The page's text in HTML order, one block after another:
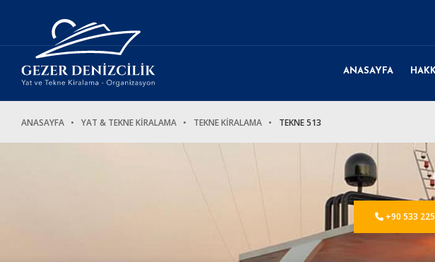
ANASAYFA
ANASAYFA YAT & TEKNE KİRALAMA TEKNE KİRALAMA TEKNE 513
+90 533